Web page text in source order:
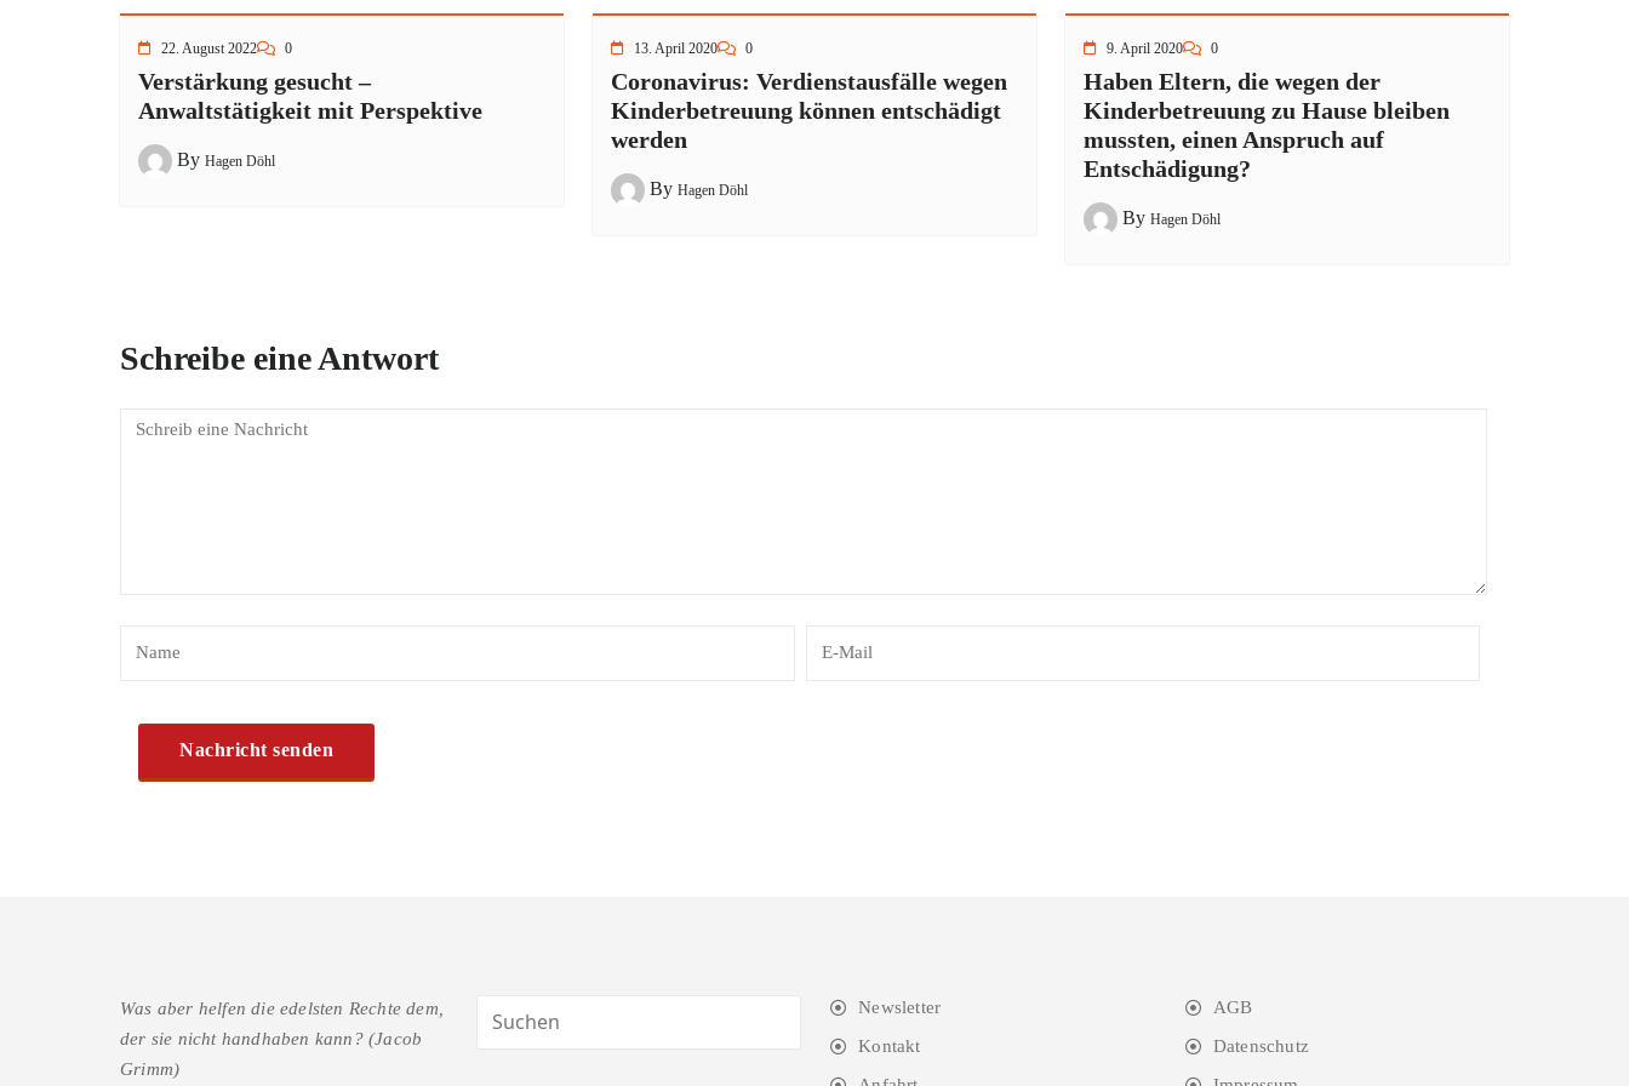
22. August 2022 0
Verstärkung gesucht –
Anwaltstätigkeit mit Perspektive
By Hagen Döhl
13. April 2020 0
Coronavirus: Verdienstausfälle wegen
Kinderbetreuung können entschädigt
werden
By Hagen Döhl
9. April 2020 0
Haben Eltern, die wegen der
Kinderbetreuung zu Hause bleiben
mussten, einen Anspruch auf
Entschädigung?
By Hagen Döhl
Schreibe eine Antwort
Was aber helfen die edelsten Rechte dem,
der sie nicht handhaben kann? (Jacob
Grimm)
Newsletter
Kontakt
AGB
Datenschutz